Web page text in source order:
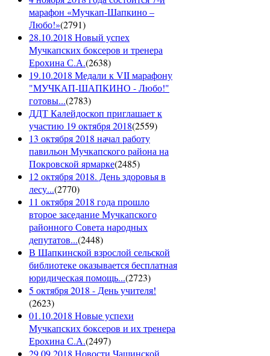
марафон «Мучкап-Шапкино –
Любо!»(2791)
28.10.2018 Новый успех
Мучкапских боксеров и тренера
Ерохина С.А.(2638)
19.10.2018 Медали к VII марафону
"МУЧКАП-ШАПКИНО - Любо!"
готовы...(2783)
ДДТ Калейдоскоп приглашает к
участию 19 октября 2018(2559)
13 октября 2018 начал работу
павильон Мучкапского района на
Покровской ярмарке(2485)
12 октября 2018. День здоровья в
лесу...(2770)
11 октября 2018 года прошло
второе заседание Мучкапского
районного Совета народных
депутатов...(2448)
В Шапкинской взрослой сельской
библиотеке оказывается бесплатная
юридическая помощь...(2723)
5 октября 2018 - День учителя!
(2623)
01.10.2018 Новые успехи
Мучкапских боксеров и их тренера
Ерохина С.А.(2497)
29.09.2018 Новости Чащинской